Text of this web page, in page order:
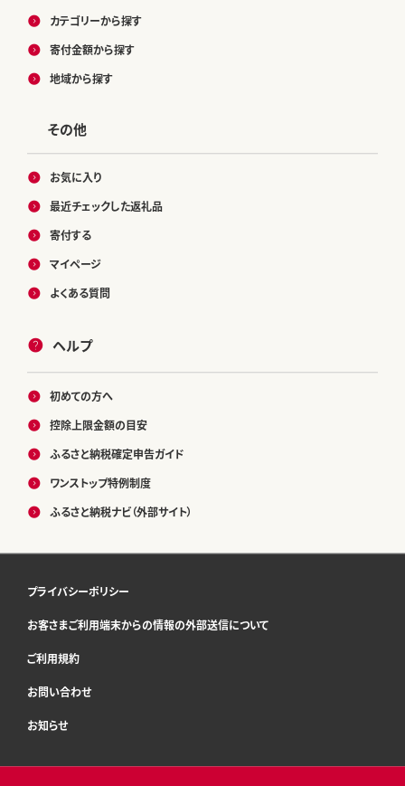
カテゴリーから探す
寄付金額から探す
地域から探す
その他
お気に入り
最近チェックした返礼品
寄付する
マイページ
よくある質問
ヘルプ
初めての方へ
控除上限金額の目安
ふるさと納税確定申告ガイド
ワンストップ特例制度
ふるさと納税ナビ（外部サイト）
プライバシーポリシー
お客さまご利用端末からの情報の外部送信について
ご利用規約
お問い合わせ
お知らせ